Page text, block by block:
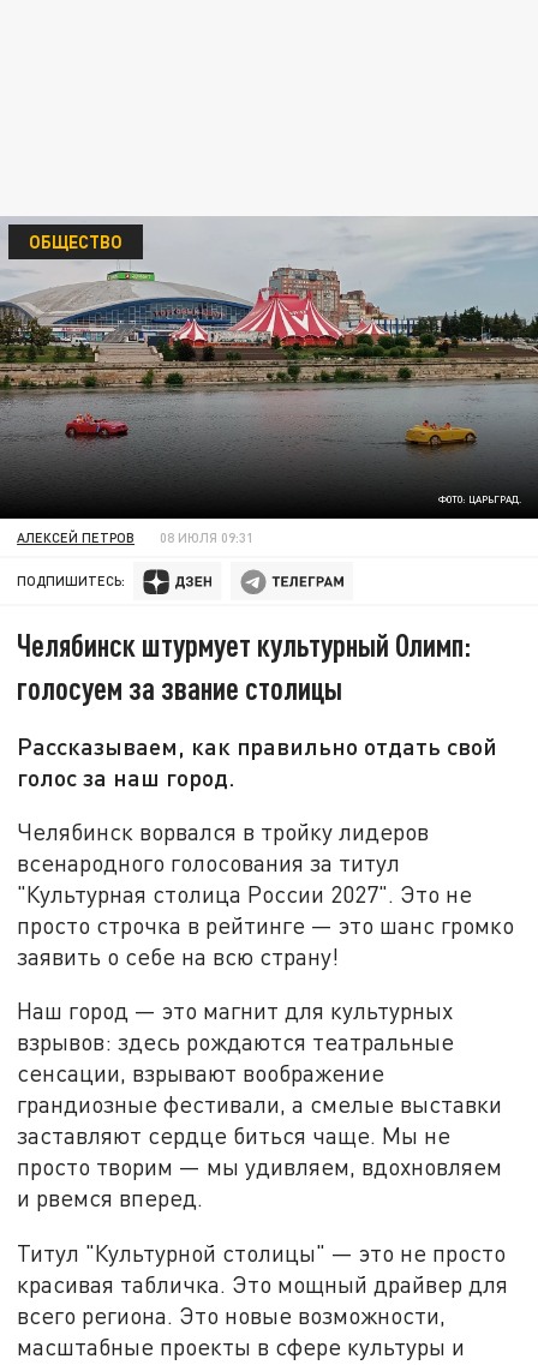
ФОТО: ЦАРЬГРАД.
ОБЩЕСТВО
АЛЕКСЕЙ ПЕТРОВ 08 ИЮЛЯ 09:31
ПОДПИШИТЕСЬ:
Челябинск штурмует культурный Олимп:
голосуем за звание столицы
Рассказываем, как правильно отдать свой
голос за наш город.
Челябинск ворвался в тройку лидеров
всенародного голосования за титул
"Культурная столица России 2027". Это не
просто строчка в рейтинге — это шанс громко
заявить о себе на всю страну!
Наш город — это магнит для культурных
взрывов: здесь рождаются театральные
сенсации, взрывают воображение
грандиозные фестивали, а смелые выставки
заставляют сердце биться чаще. Мы не
просто творим — мы удивляем, вдохновляем
и рвемся вперед.
Титул "Культурной столицы" — это не просто
красивая табличка. Это мощный драйвер для
всего региона. Это новые возможности,
масштабные проекты в сфере культуры и